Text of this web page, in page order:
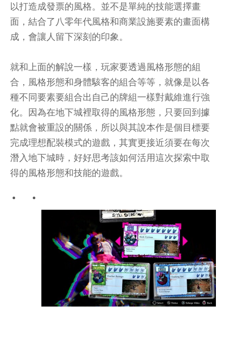
以打造成發票的風格。並不是單純的技能選擇畫
面，結合了八零年代風格和商業設施要素的畫面構
成，會讓人留下深刻的印象。
就和上面的解說一樣，玩家要透過風格形態的組
合，風格形態和身體駭客的組合等等，就像是以各
種不同要素要組合出自己的牌組一樣對戴維進行強
化。因為在地下城裡取得的風格形態，只要回到據
點就會被重設的關係，所以與其說本作是個目標要
完成理想配裝模式的遊戲，其實更接近須要在每次
潛入地下城時，好好思考該如何活用這次探索中取
得的風格形態和技能的遊戲。